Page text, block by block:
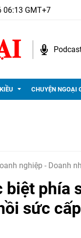
GMT+7
CHUYỆN NGOẠI
nghiệp - Doanh
biệt phía
sức